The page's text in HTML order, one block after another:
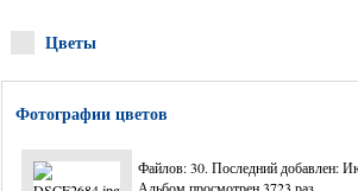
Цветы
Фотографии цветов
Файлов: 30. Последний добавлен: